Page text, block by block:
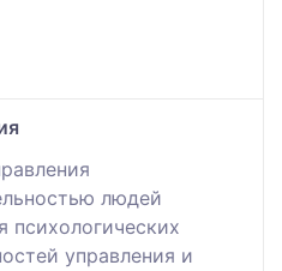
людей
психологических
управления и